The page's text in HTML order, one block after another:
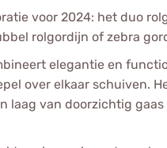
voor 2024: het duo
rolgordijn of zebra
elegantie en
over elkaar schuiven.
laag van doorzichtig